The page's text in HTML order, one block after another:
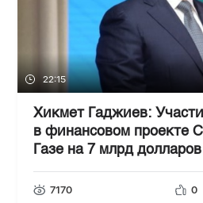
22:15
Хикмет Гаджиев:
в финансовом проекте
Газе на 7 млрд
предусмотрено
7170 0